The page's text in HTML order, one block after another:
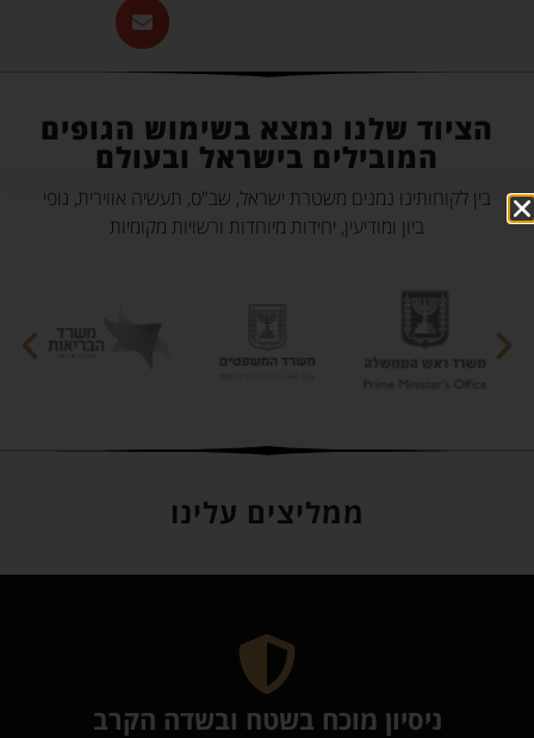
הציוד שלנו נמצא בשימוש הגופים
המובילים בישראל ובעולם
בין לקוחותינו נמנים משטרת ישראל, שב"ס, תעשיה אווירית, גופי
ביון ומודיעין, יחידות מיוחדות ורשויות מקומיות
ממליצים עלינו
ניסיון מוכח בשטח ובשדה הקרב